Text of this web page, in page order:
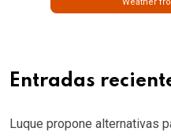
Weather
Entradas
Luque propone alternativas